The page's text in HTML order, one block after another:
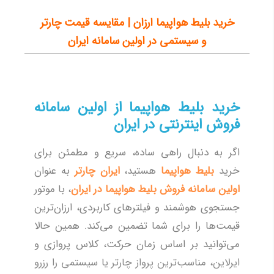
مسکو(ونوکووا)
20,511
10,769
کرمانشاه
6,089
آبادان
8,748
58,393
پوکت
70,762
سنت پتر بورگ
30,597
دالامان
29,610
12,127
رشت
5,266
خرید بلیط هواپیما ارزان | مقایسه قیمت چارتر
و سیستمی در اولین سامانه ایران
خرید بلیط هواپیما از اولین سامانه
فروش اینترنتی در ایران
اگر به دنبال راهی ساده، سریع و مطمئن برای
خرید بلیط هواپیما هستید،ایران چارتر به عنوان
اولین سامانه فروش بلیط هواپیما در ایران، با موتور
جستجوی هوشمند و فیلترهای کاربردی، ارزان‌ترین
قیمت‌ها را برای شما تضمین می‌کند. همین حالا
می‌توانید بر اساس زمان حرکت، کلاس پروازی و
ایرلاین، مناسب‌ترین پرواز چارتر یا سیستمی را رزرو